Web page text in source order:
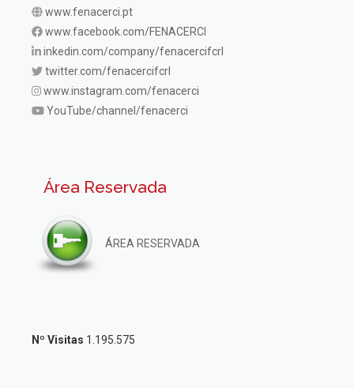
www.fenacerci.pt
www.facebook.com/FENACERCI
inkedin.com/company/fenacercifcrl
twitter.com/fenacercifcrl
www.instagram.com/fenacerci
YouTube/channel/fenacerci
Área Reservada
ÁREA RESERVADA
Nº Visitas 1.195.575